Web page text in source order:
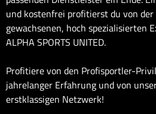
und kostenfrei profitierst du von der
gewachsenen, hoch spezialisierten
ALPHA SPORTS UNITED.
Profitiere von den Profisportler-
jahrelanger Erfahrung und von
erstklassigen Netzwerk!